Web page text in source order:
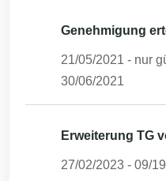
Genehmigung
21/05/2021 - nur
30/06/2021
Erweiterung TG
27/02/2023 - 09/